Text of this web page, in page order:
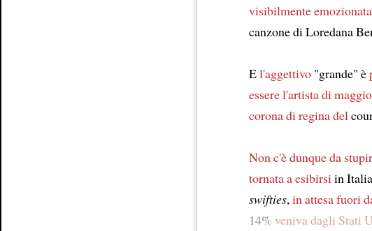
visibilmente emozionata
canzone di Loredana
El'aggettivo "grande" è
esserel'artista di
corona di regina del
Non c'è dunque da
tornata a esibirsi in
swifties, in attesa fuori
14% veniva dagli Stati